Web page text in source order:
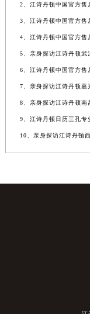
2、江诗丹顿中国官方售
3、江诗丹顿中国官方售
4、江诗丹顿中国官方售
5、亲身探访江诗丹顿武
6、江诗丹顿中国官方售
7、亲身探访江诗丹顿嘉
8、亲身探访江诗丹顿南
9、江诗丹顿日历三孔专
10、亲身探访江诗丹顿